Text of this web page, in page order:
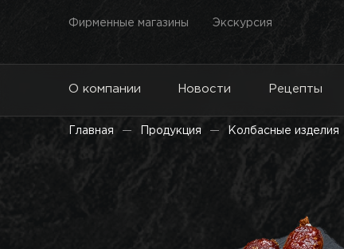
Фирменные магазины Экскурсия
О компании Новости Рецепты
Главная Продукция Колбасные изделия